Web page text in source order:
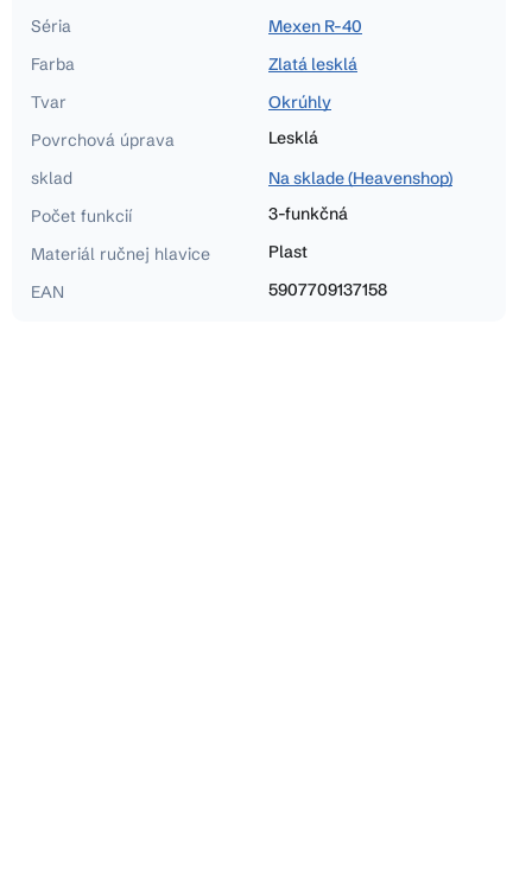
Séria
Mexen R-40
Farba
Zlatá lesklá
Tvar
Okrúhly
Povrchová úprava
Lesklá
sklad
Na sklade (Heavenshop)
Počet funkcií
3-funkčná
Materiál ručnej hlavice
Plast
EAN
5907709137158